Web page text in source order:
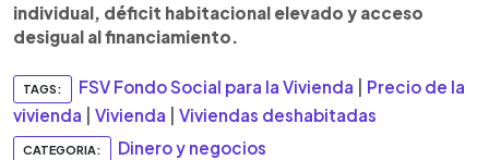
individual, déficit habitacional elevado y acceso
desigual al financiamiento.
TAGS: FSV Fondo Social para la Vivienda
Precio de la
vivienda
Vivienda Viviendas deshabitadas
CATEGORIA: Dinero y negocios